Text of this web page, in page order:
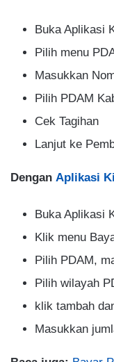
Buka Aplikasi
Pilih menu
Masukkan
Pilih PDAM
Cek Tagihan
Lanjut ke
Dengan Aplikasi
Buka Aplikasi
Klik menu
Pilih PDAM,
Pilih wilayah
klik tambah
Masukkan